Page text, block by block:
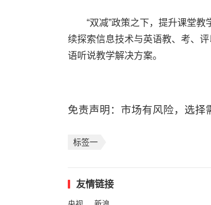
“双减”政策之下，提升课堂
续探索信息技术与英语教、考、
语听说教学解决方案。
免责声明：市场有风险，选择
标签一
友情链接